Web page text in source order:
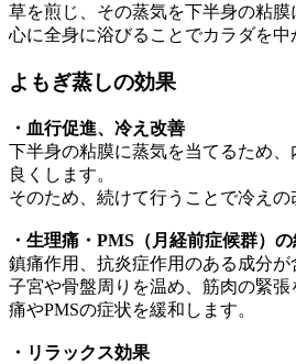
草を煎じ、その蒸気を下半身の粘
心に全身に浴びることでカラダを中
よもぎ蒸しの効果
・血行促進、冷え改善
下半身の粘膜に蒸気を当てるため
良くします。
そのため、続けて行うことで冷えの
・生理痛・PMS（月経前症候群）の
鎮痛作用、抗炎症作用のある成分
子宮や骨盤周りを温め、筋肉の緊
痛やPMSの症状を緩和します。
・リラックス効果